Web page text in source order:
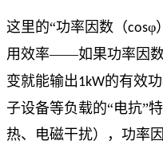
这里的“功率因数（cosφ
用效率——如果功率因
变就能输出1kW的有效
子设备等负载的“电抗”
热、电磁干扰），功率